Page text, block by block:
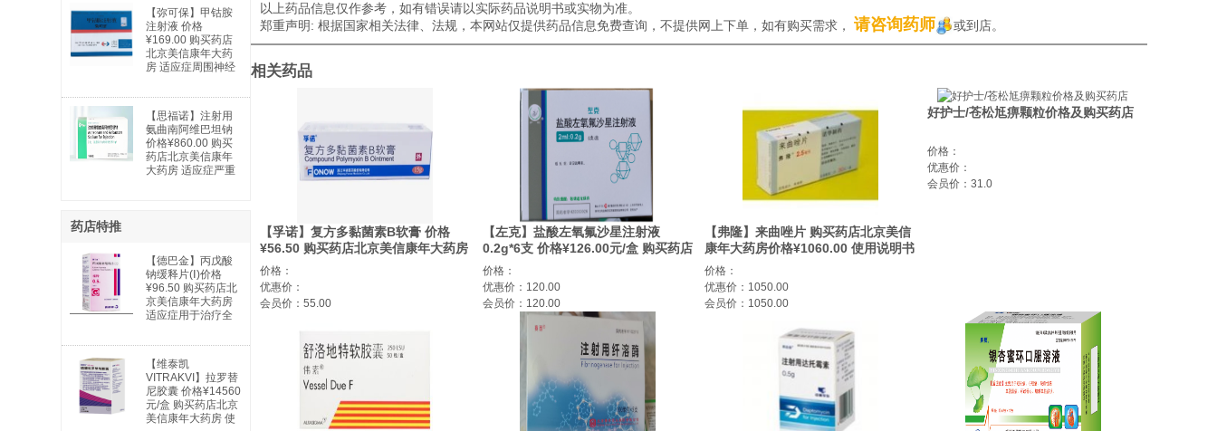
【弥可保】甲钴胺
注射液 价格
¥169.00 购买药店
北京美信康年大药
房 适应症周围神经
B12引起的巨幼红
细胞性贫血
【思福诺】注射用
氨曲南阿维巴坦钠
价格¥860.00 购买
药店北京美信康年
大药房 适应症严重
药店特推
【德巴金】丙戊酸
钠缓释片(Ⅰ)价格
¥96.50 购买药店北
京美信康年大药房
适应症用于治疗全
以及特殊类型的综
合症。全身性癫痫
适用于：失神发
作、肌阵挛发作、
强直阵挛发作、失
张力发作及混合型
发作。部分性癫痫
【维泰凯
VITRAKVI】拉罗替
尼胶囊 价格¥14560
元/盒 购买药店北京
美信康年大药房 使
以上药品信息仅作参考，如有错误请以实际药品说明书或实物为准。
郑重声明: 根据国家相关法律、法规，本网站仅提供药品信息免费查询，不提供网上下单，如有购买需求， 请咨询药师 或到店。
相关药品
【孚诺】复方多黏菌素B软膏 价格
¥56.50 购买药店北京美信康年大药房
适应症感染
价格：
优惠价：
会员价：55.00
【左克】盐酸左氧氟沙星注射液
0.2g*6支 价格¥126.00元/盒 购买药店
北京美信康年大药房 适应症敏感菌引
起的中毒感染
价格：
优惠价：120.00
会员价：120.00
【弗隆】来曲唑片 购买药店北京美信
康年大药房价格¥1060.00 使用说明书
绝经后早期乳腺癌
价格：
优惠价：1050.00
会员价：1050.00
好护士/苍松尪痹颗粒价格及购买药店
价格：
优惠价：
会员价：31.0